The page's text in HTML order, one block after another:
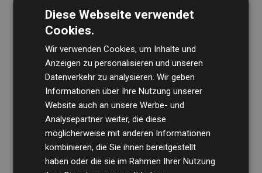
Die Wirtschaftsprüfungsgesellschaft BDOüberprüft
regelmäßig unsere Berechnungen und Methodik, um
Transparenz und Verlässlichkeit sicherzustellen.
Ihre Prüfungen belegen, dass unsere Investitionen in
Klimaschutzprojekte im Durchschnitt200 % der
Diese Webseite verwendet
Cookies.
Wir verwenden Cookies, um Inhalte und
Anzeigen zu personalisieren und unseren
Datenverkehr zu analysieren. Wir geben
Informationen über Ihre Nutzung unserer
Website auch an unsere Werbe- und
Analysepartner weiter, die diese
möglicherweise mit anderen Informationen
kombinieren, die Sie ihnen bereitgestellt
haben oder die sie im Rahmen Ihrer Nutzung